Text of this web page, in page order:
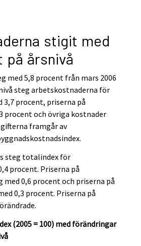
stigit med
på årsnivå
med 5,8 procent från mars 2006
steg arbetskostnaderna för
3,7 procent, priserna på
procent och övriga kostnader
framgår av
steg totalindex för
procent. Priserna på
0,6 procent och priserna på
0,3 procent. Priserna på
(2005 = 100) med förändringar